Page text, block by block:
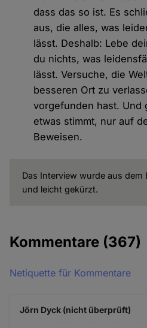
dass das so ist. Es
aus, die alles, was
lässt. Deshalb: Lebe
du nichts, was
lässt. Versuche, die
besseren Ort zu
vorgefunden hast. Und
etwas stimmt, nur auf
Beweisen.
Das Interview wurde aus dem
und leicht gekürzt.
Kommentare (367)
Netiquette für Kommentare
Jörn Dyck (nicht überprüft)